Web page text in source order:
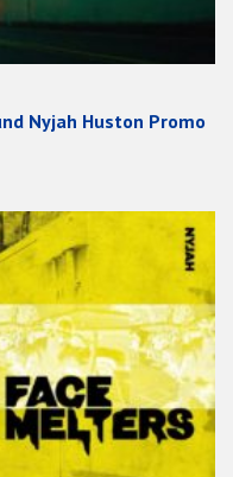
Nyjah Huston Promo